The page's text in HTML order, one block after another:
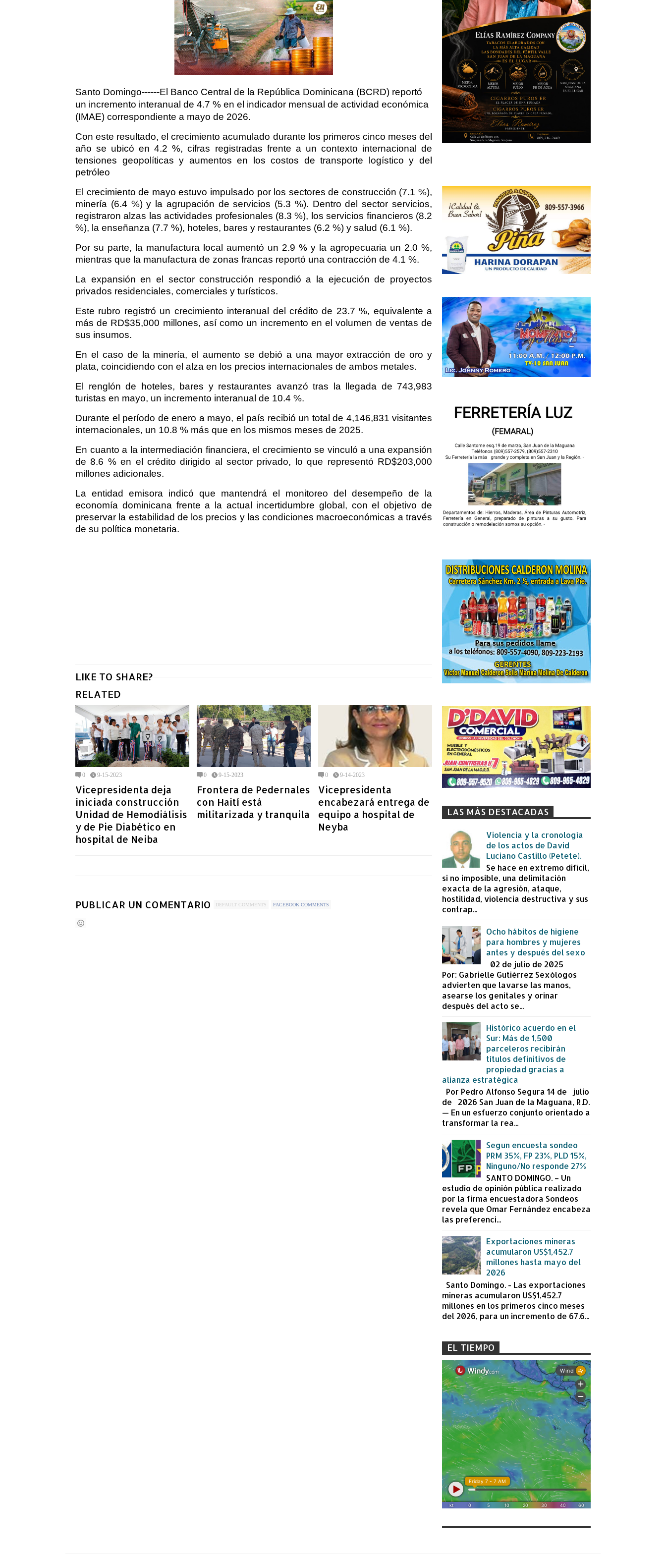
Santo Domingo------El Banco Central de la República Dominicana (BCRD) reportó
un incremento interanual de 4.7 % en el indicador mensual de actividad económica
(IMAE) correspondiente a mayo de 2026.
Con este resultado, el crecimiento acumulado durante los primeros cinco meses del
año se ubicó en 4.2 %, cifras registradas frente a un contexto internacional de
tensiones geopolíticas y aumentos en los costos de transporte logístico y del
petróleo
El crecimiento de mayo estuvo impulsado por los sectores de construcción (7.1 %),
minería (6.4 %) y la agrupación de servicios (5.3 %). Dentro del sector servicios,
registraron alzas las actividades profesionales (8.3 %), los servicios financieros (8.2
%), la enseñanza (7.7 %), hoteles, bares y restaurantes (6.2 %) y salud (6.1 %).
Por su parte, la manufactura local aumentó un 2.9 % y la agropecuaria un 2.0 %,
mientras que la manufactura de zonas francas reportó una contracción de 4.1 %.
La expansión en el sector construcción respondió a la ejecución de proyectos
privados residenciales, comerciales y turísticos.
Este rubro registró un crecimiento interanual del crédito de 23.7 %, equivalente a
más de RD$35,000 millones, así como un incremento en el volumen de ventas de
sus insumos.
En el caso de la minería, el aumento se debió a una mayor extracción de oro y
plata, coincidiendo con el alza en los precios internacionales de ambos metales.
El renglón de hoteles, bares y restaurantes avanzó tras la llegada de 743,983
turistas en mayo, un incremento interanual de 10.4 %.
Durante el período de enero a mayo, el país recibió un total de 4,146,831 visitantes
internacionales, un 10.8 % más que en los mismos meses de 2025.
En cuanto a la intermediación financiera, el crecimiento se vinculó a una expansión
de 8.6 % en el crédito dirigido al sector privado, lo que representó RD$203,000
millones adicionales.
La entidad emisora indicó que mantendrá el monitoreo del desempeño de la
economía dominicana frente a la actual incertidumbre global, con el objetivo de
preservar la estabilidad de los precios y las condiciones macroeconómicas a través
de su política monetaria.
LIKE TO SHARE?
RELATED
0 9-15-2023
Vicepresidenta deja
iniciada construcción
Unidad de Hemodiálisis
y de Pie Diabético en
hospital de Neiba
0 9-15-2023
Frontera de Pedernales
con Haití está
militarizada y tranquila
0 9-14-2023
Vicepresidenta
encabezará entrega de
equipo a hospital de
Neyba
PUBLICAR UN COMENTARIO DEFAULT COMMENTS FACEBOOK COMMENTS
LAS MÁS DESTACADAS
Violencia y la cronología
de los actos de David
Luciano Castillo (Petete).
Se hace en extremo difícil,
si no imposible, una delimitación
exacta de la agresión, ataque,
hostilidad, violencia destructiva y sus
contrap...
Ocho hábitos de higiene
para hombres y mujeres
antes y después del sexo
02 de julio de 2025
Por: Gabrielle Gutiérrez Sexólogos
advierten que lavarse las manos,
asearse los genitales y orinar
después del acto se...
Histórico acuerdo en el
Sur: Más de 1,500
parceleros recibirán
títulos definitivos de
propiedad gracias a
alianza estratégica
Por Pedro Alfonso Segura 14 de julio
de 2026 San Juan de la Maguana, R.D.
— En un esfuerzo conjunto orientado a
transformar la rea...
Segun encuesta sondeo
PRM 35%, FP 23%, PLD 15%,
Ninguno/No responde 27%
SANTO DOMINGO. – Un
estudio de opinión pública realizado
por la firma encuestadora Sondeos
revela que Omar Fernández encabeza
las preferenci...
Exportaciones mineras
acumularon US$1,452.7
millones hasta mayo del
2026
Santo Domingo. - Las exportaciones
mineras acumularon US$1,452.7
millones en los primeros cinco meses
del 2026, para un incremento de 67.6...
EL TIEMPO